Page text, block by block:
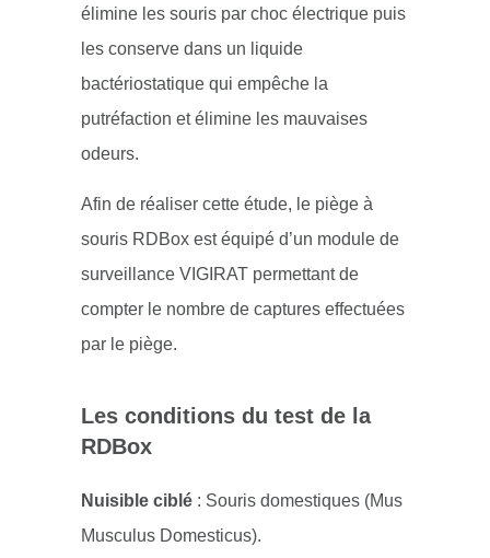
élimine les souris par choc électrique puis
les conserve dans un liquide
bactériostatique qui empêche la
putréfaction et élimine les mauvaises
odeurs.
Afin de réaliser cette étude, le piège à
souris RDBox est équipé d’un module de
surveillance VIGIRAT permettant de
compter le nombre de captures effectuées
par le piège.
Les conditions du test de la
RDBox
Nuisible ciblé : Souris domestiques (Mus
Musculus Domesticus).